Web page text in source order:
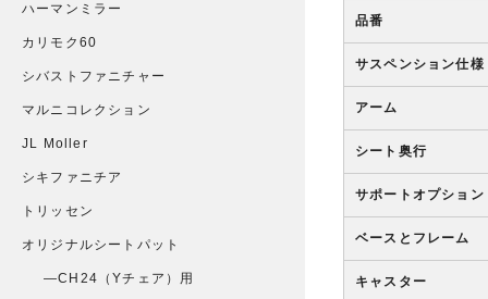
品番
サスペンション仕様
アーム
シート奥行
サポートオプション
ベースとフレーム
キャスター
ハーマンミラー
カリモク60
シバストファニチャー
マルニコレクション
JL Moller
シキファニチア
トリッセン
オリジナルシートパット
CH24（Yチェア）用